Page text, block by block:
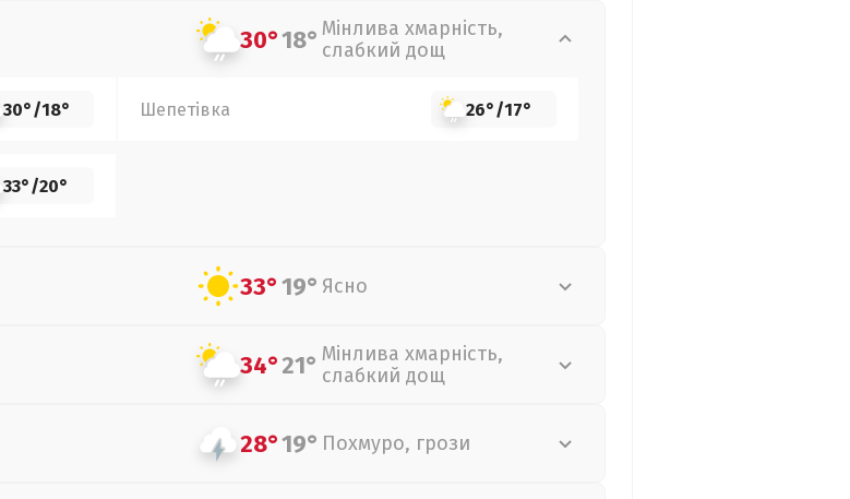
30°18° Мінлива хмарність,
слабкий дощ
30°/18° Шепетівка 26°/17°
33°/20°
33°19° Ясно
34°21° Мінлива хмарність,
слабкий дощ
28°19° Похмуро, грози